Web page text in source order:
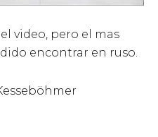
video, pero el mas
encontrar en ruso.